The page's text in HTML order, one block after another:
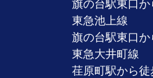
旗の台駅東口か
東急池上線
旗の台駅東口か
東急大井町線
荏原町駅から徒